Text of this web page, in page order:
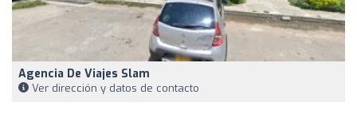
Agencia De Viajes Slam
Ver dirección y datos de contacto